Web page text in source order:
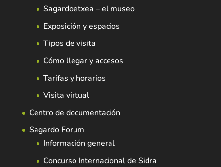
Sagardoetxea – el museo
Exposición y espacios
Tipos de visita
Cómo llegar y accesos
Tarifas y horarios
Visita virtual
Centro de documentación
Sagardo Forum
Información general
Concurso Internacional de Sidra